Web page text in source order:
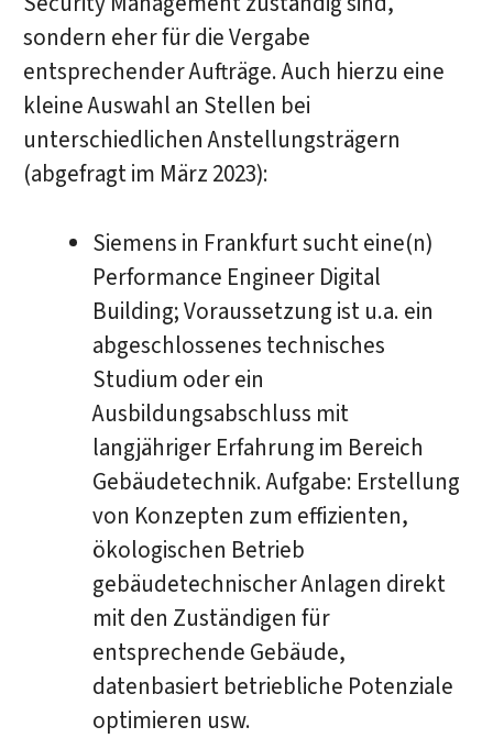
sondern eher für die Vergabe
entsprechender Aufträge. Auch hierzu eine
kleine Auswahl an Stellen bei
unterschiedlichen Anstellungsträgern
(abgefragt im März 2023):
Siemens in Frankfurt sucht eine(n)
Performance Engineer Digital
Building; Voraussetzung ist u.a. ein
abgeschlossenes technisches
Studium oder ein
Ausbildungsabschluss mit
langjähriger Erfahrung im Bereich
Gebäudetechnik. Aufgabe: Erstellung
von Konzepten zum effizienten,
ökologischen Betrieb
gebäudetechnischer Anlagen direkt
mit den Zuständigen für
entsprechende Gebäude,
datenbasiert betriebliche Potenziale
optimieren usw.